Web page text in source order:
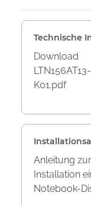
Technische
Download
LTN156AT13-
K01.pdf
Anleitung zur
Installation
Notebook-